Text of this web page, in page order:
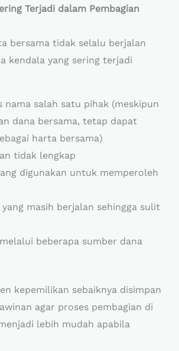
Terjadi dalam Pembagian
bersama tidak selalu berjalan
kendala yang sering terjadi
nama salah satu pihak (meskipun
dana bersama, tetap dapat
harta bersama)
tidak lengkap
digunakan untuk memperoleh
yang masih berjalan sehingga sulit
beberapa sumber dana
kepemilikan sebaiknya disimpan
agar proses pembagian di
lebih mudah apabila